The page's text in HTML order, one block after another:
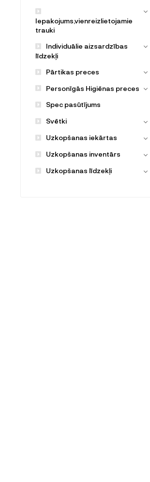
Iepakojums,vienreizlietojamie
trauki
Individuālie aizsardzības
līdzekļi
Pārtikas preces
Personīgās Higiēnas preces
Spec pasūtījums
Svētki
Uzkopšanas iekārtas
Uzkopšanas inventārs
Uzkopšanas līdzekļi